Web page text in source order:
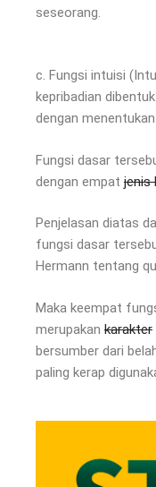
seseorang.
c. Fungsi intuisi
kepribadian
dengan
Fungsi dasar
dengan empat jenis
Penjelasan diatas
fungsi dasar
Hermann tentang
Maka keempat
merupakan karakter
bersumber dari
paling kerap